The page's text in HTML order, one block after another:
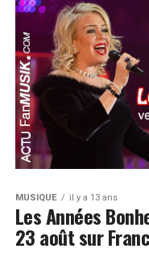
MUSIQUE il y a 13 ans
Les Années
23 août sur